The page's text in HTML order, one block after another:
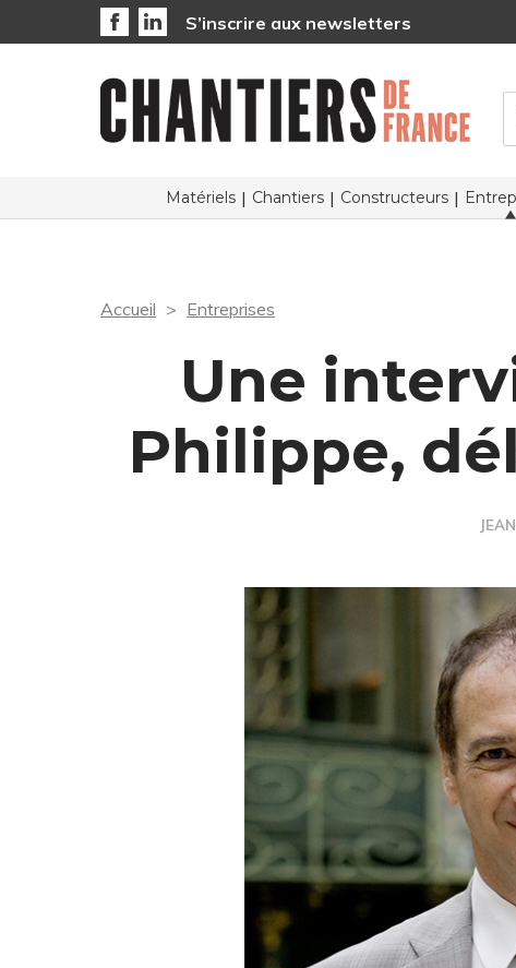
S’inscrire aux newsletters
Matériels Chantiers Constructeurs
Accueil Entreprises
Une
Philippe,